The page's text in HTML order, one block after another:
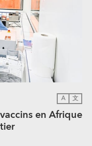
A 文
en Afrique